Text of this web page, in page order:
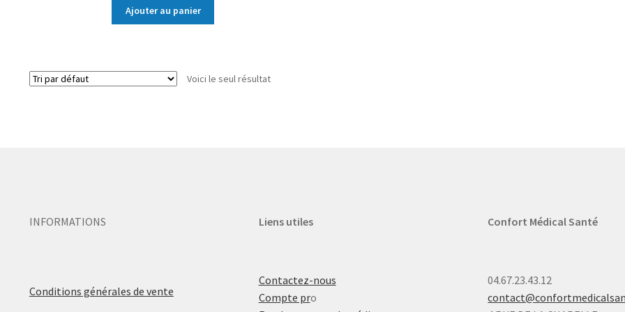
Ajouter au panier
Voici le seul résultat
INFORMATIONS
Conditions générales de vente
Liens utiles
Contactez-nous
Compte pro
Confort Médical Santé
04.67.23.43.12